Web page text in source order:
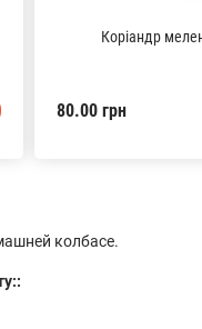
колбасе.
Коріандр
80.00 грн